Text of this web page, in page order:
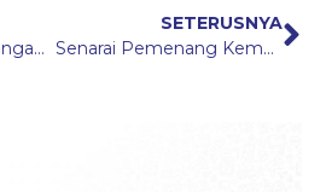
5 Tips Menabung Dengan Bijak
SETERUSNYA
Senarai Pemenang Kempen JomPAY & Win! 2021